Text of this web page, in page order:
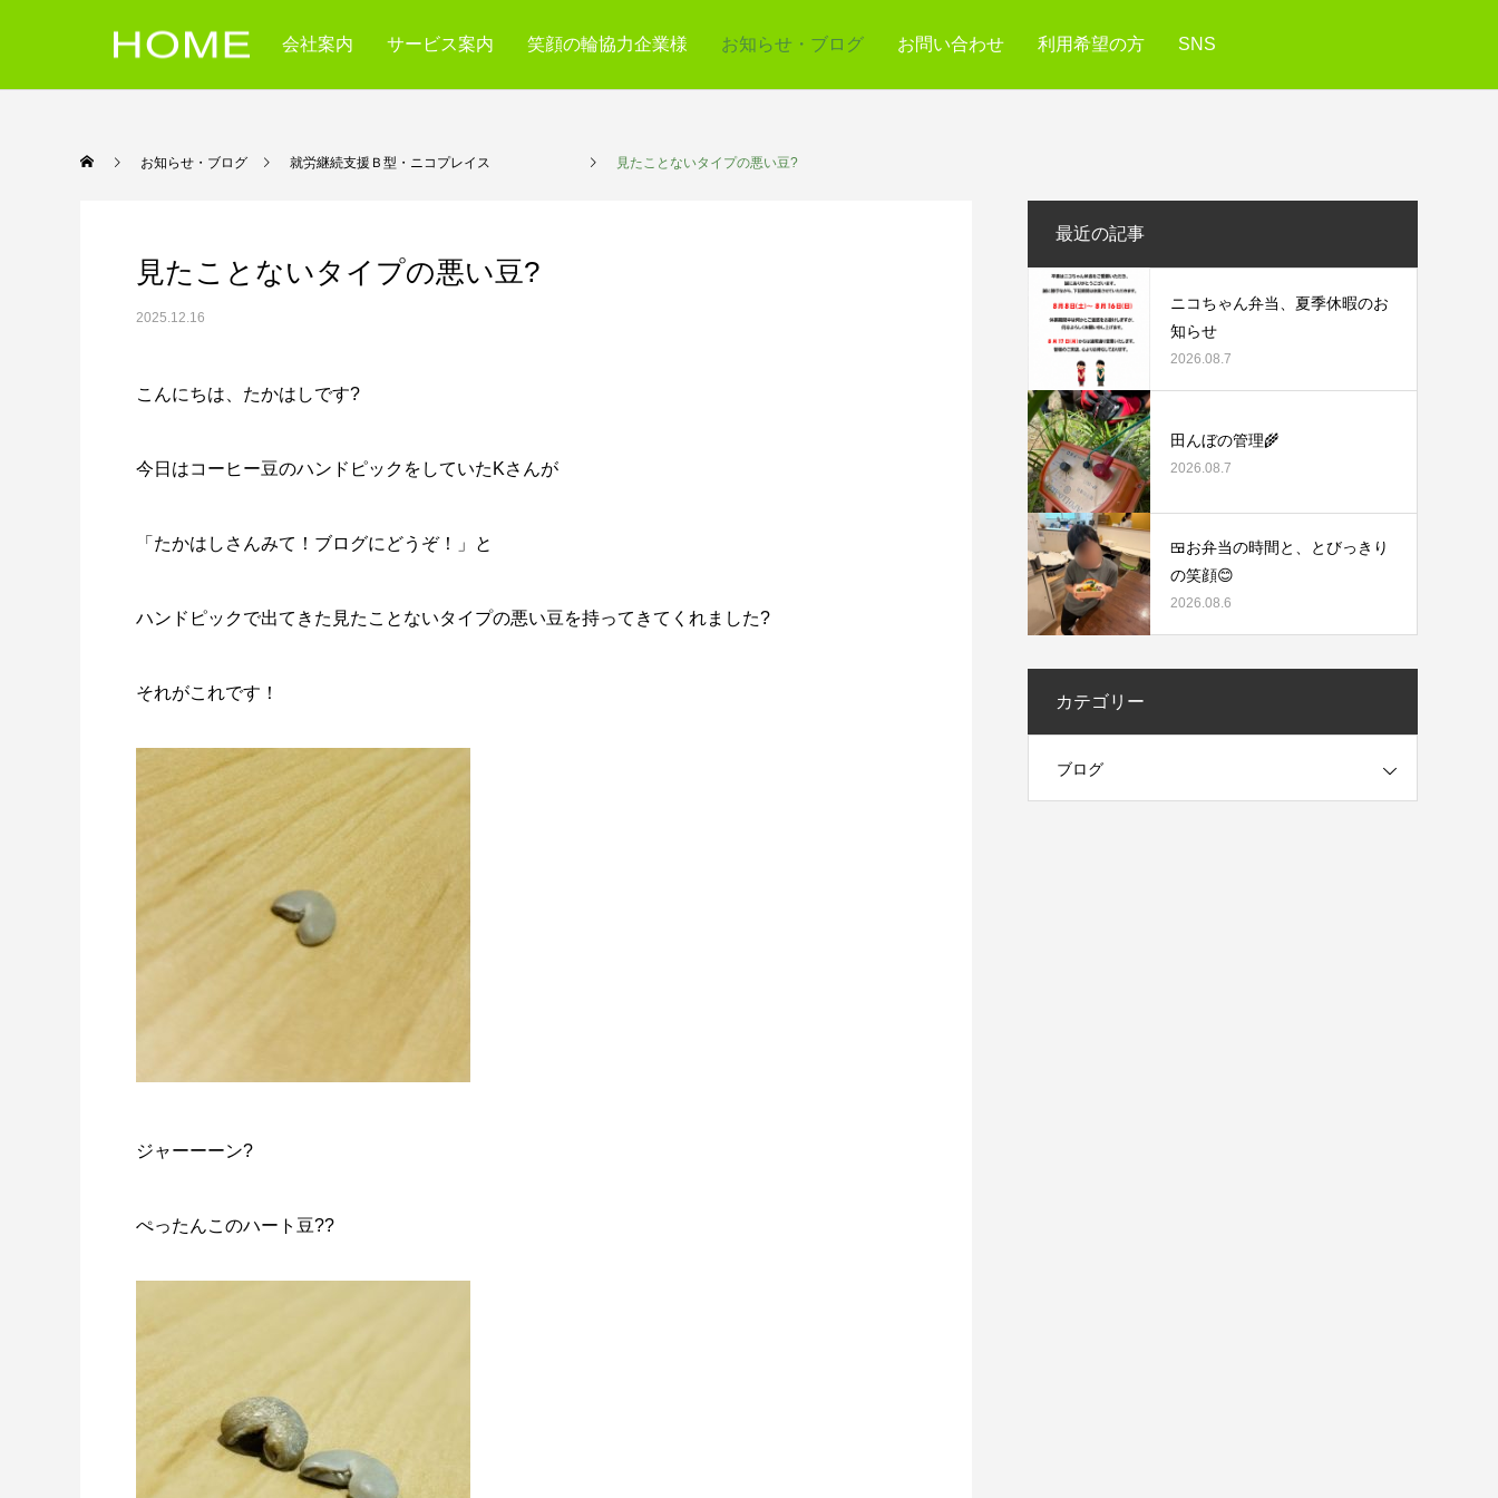
会社案内 サービス案内 笑顔の輪協力企業様 お知らせ・ブログ お問い合わせ 利用希望の方 SNS
お知らせ・ブログ 就労継続支援Ｂ型・ニコプレイス 見たことないタイプの悪い豆?
見たことないタイプの悪い豆?
2025.12.16
こんにちは、たかはしです?
今日はコーヒー豆のハンドピックをしていたKさんが
「たかはしさんみて！ブログにどうぞ！」と
ハンドピックで出てきた見たことないタイプの悪い豆を持ってきてくれました?
それがこれです！
ジャーーーン?
ぺったんこのハート豆??
最近の記事
ニコちゃん弁当、夏季休暇のお
知らせ
2026.08.7
田んぼの管理🌾
2026.08.7
🍱お弁当の時間と、とびっきり
の笑顔😊
2026.08.6
カテゴリー
ブログ